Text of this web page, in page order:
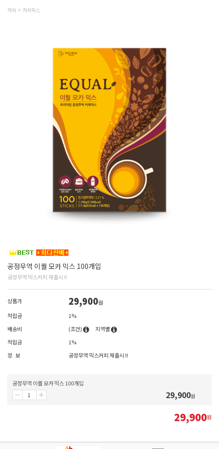
커피 커피믹스
공정무역 이퀄 모카 믹스 100개입
공정무역 믹스커피 재출시 !!
상품가 29,900원
적립금
1%
배송비
(조건)
지역별
적립금
1%
정 보
공정무역 믹스커피 재출시 !!
공정무역 이퀄 모카 믹스 100개입
29,900원
29,900원